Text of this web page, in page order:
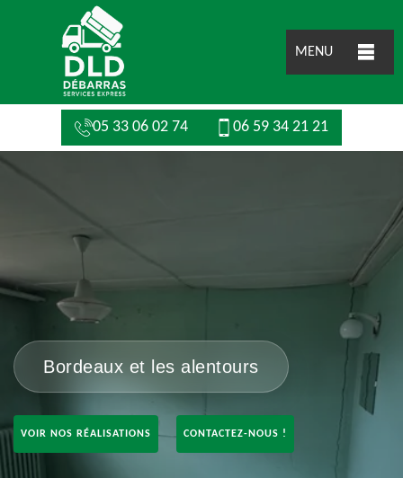
MENU
05 33 06 02 74 06 59 34 21 21
Bordeaux et les alentours
VOIR NOS RÉALISATIONS CONTACTEZ-NOUS !